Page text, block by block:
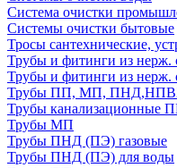
Система очистки
Системы очистки бытовые
Тросы сантехнические,
Трубы и фитинги из нерж.
Трубы и фитинги из нерж.
Трубы ПП, МП,
Трубы канализационные
Трубы МП
Трубы ПНД (ПЭ) газовые
Трубы ПНД (ПЭ) для воды